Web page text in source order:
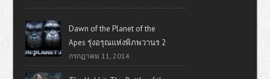
Dawn of the Planet of the
Apes รุ่งอรุณแห่งพิภพวานร 2
กรกฎาคม 11, 2014